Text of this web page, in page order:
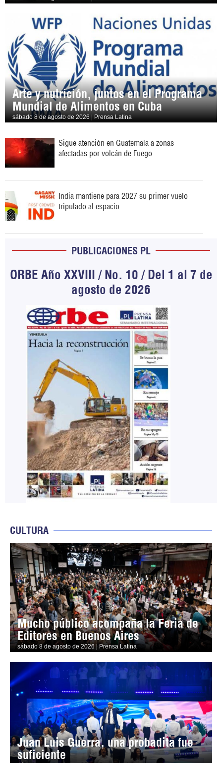
Arte y nutrición, juntos en el Programa
Mundial de Alimentos en Cuba
sábado 8 de agosto de 2026 | Prensa Latina
Sigue atención en Guatemala a zonas
afectadas por volcán de Fuego
India mantiene para 2027 su primer vuelo
tripulado al espacio
PUBLICACIONES PL
ORBE Año XXVIII / No. 10 / Del 1 al 7 de
agosto de 2026
CULTURA
Mucho público acompaña la Feria de
Editores en Buenos Aires
sábado 8 de agosto de 2026 | Prensa Latina
Juan Luis Guerra, una probadita fue
suficiente